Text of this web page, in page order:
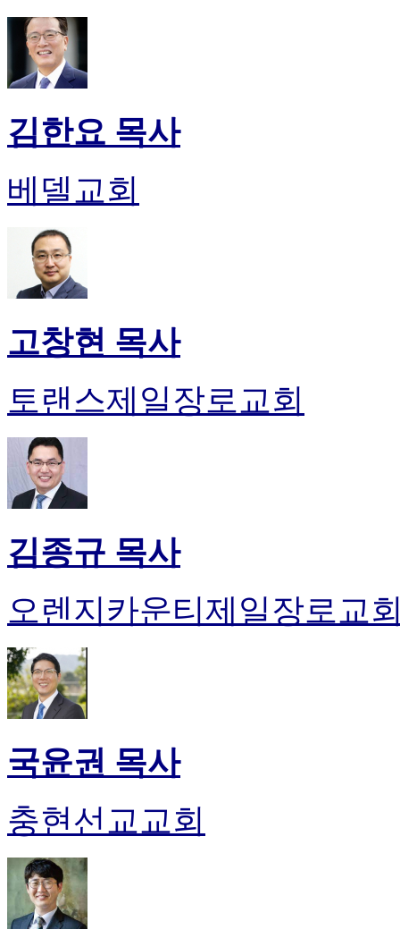
24
대
김한요 목사
베델교회
고창현 목사
토랜스제일장로교회
김종규 목사
오렌지카운티제일장로교
국윤권 목사
충현선교교회